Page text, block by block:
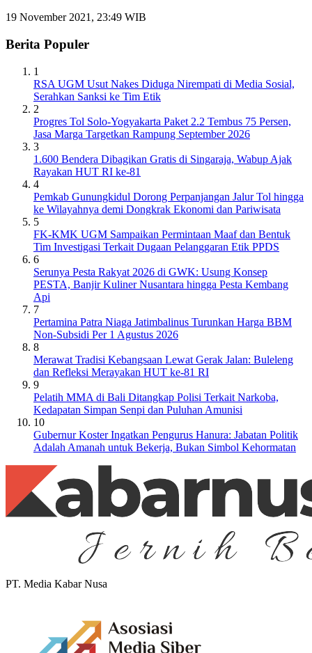
19 November 2021, 23:49 WIB
Berita Populer
1
RSA UGM Usut Nakes Diduga Nirempati di Media Sosial,
Serahkan Sanksi ke Tim Etik
2
Progres Tol Solo-Yogyakarta Paket 2.2 Tembus 75 Persen,
Jasa Marga Targetkan Rampung September 2026
3
1.600 Bendera Dibagikan Gratis di Singaraja, Wabup Ajak
Rayakan HUT RI ke-81
4
Pemkab Gunungkidul Dorong Perpanjangan Jalur Tol hingga
ke Wilayahnya demi Dongkrak Ekonomi dan Pariwisata
5
FK-KMK UGM Sampaikan Permintaan Maaf dan Bentuk
Tim Investigasi Terkait Dugaan Pelanggaran Etik PPDS
6
Serunya Pesta Rakyat 2026 di GWK: Usung Konsep
PESTA, Banjir Kuliner Nusantara hingga Pesta Kembang
Api
7
Pertamina Patra Niaga Jatimbalinus Turunkan Harga BBM
Non-Subsidi Per 1 Agustus 2026
8
Merawat Tradisi Kebangsaan Lewat Gerak Jalan: Buleleng
dan Refleksi Merayakan HUT ke-81 RI
9
Pelatih MMA di Bali Ditangkap Polisi Terkait Narkoba,
Kedapatan Simpan Senpi dan Puluhan Amunisi
10
Gubernur Koster Ingatkan Pengurus Hanura: Jabatan Politik
Adalah Amanah untuk Bekerja, Bukan Simbol Kehormatan
PT. Media Kabar Nusa